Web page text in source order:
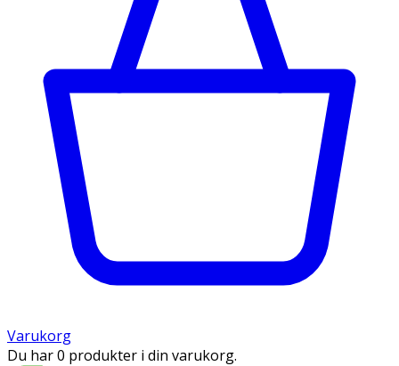
Varukorg
Du har 0 produkter i din varukorg.